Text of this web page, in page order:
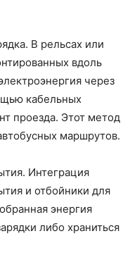
В рельсах или
вдоль
через
кабельных
проезда. Этот метод
маршрутов.
Интеграция
и отбойники для
энергия
либо храниться